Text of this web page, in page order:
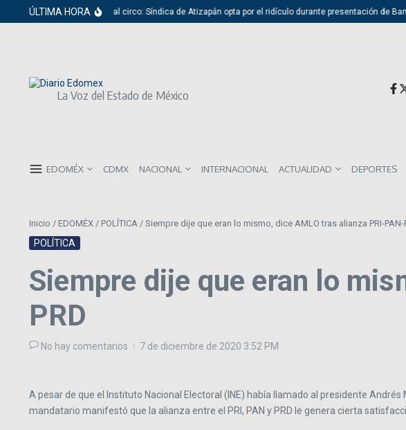
Saltar al contenido
ÚLTIMA HORA
Del cabildo al circo: Síndica de Atizapán opta por el ridículo durante presentación de Bando
La Voz del Estado de México
EDOMÉX CDMX NACIONAL INTERNACIONAL ACTUALIDAD DEPORTES
Inicio / EDOMÉX / POLÍTICA / Siempre dije que eran lo mismo, dice AMLO tras alianza PRI-PAN-
POLÍTICA
Siempre dije que eran lo
PRD
No hay comentarios 7 de diciembre de 2020 3:52 PM
A pesar de que el Instituto Nacional Electoral (INE) había llamado al presidente
mandatario manifestó que la alianza entre el PRI, PAN y PRD le genera cierta